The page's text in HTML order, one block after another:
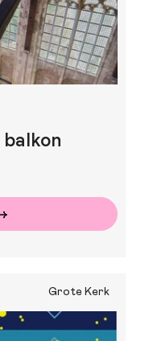
Grote Kerk